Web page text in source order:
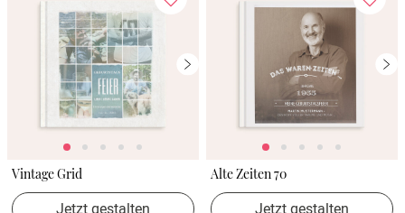
Vintage Grid
Jetzt gestalten
Alte Zeiten 70
Jetzt gestalten